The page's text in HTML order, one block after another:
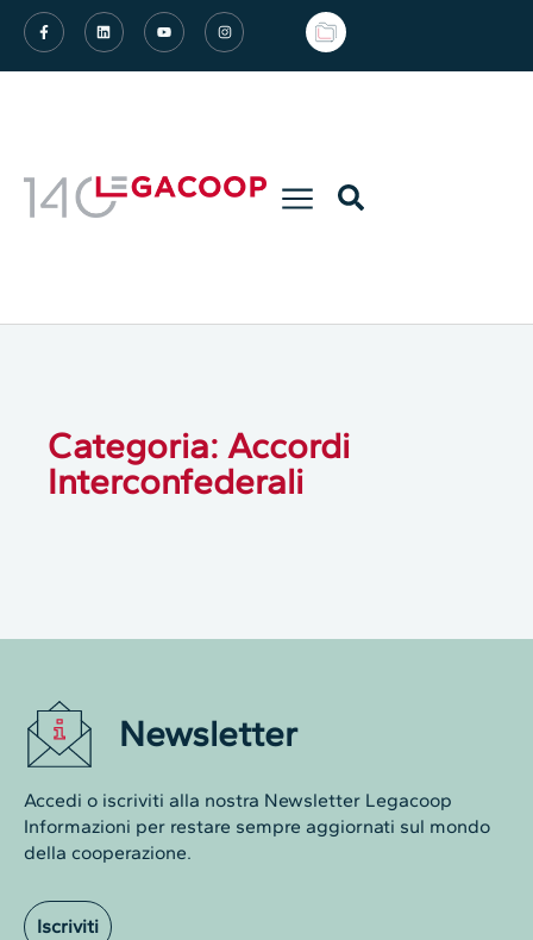
Categoria: Accordi
Interconfederali
Newsletter
Accedi o iscriviti alla nostra Newsletter Legacoop
Informazioni per restare sempre aggiornati sul mondo
della cooperazione.
Iscriviti